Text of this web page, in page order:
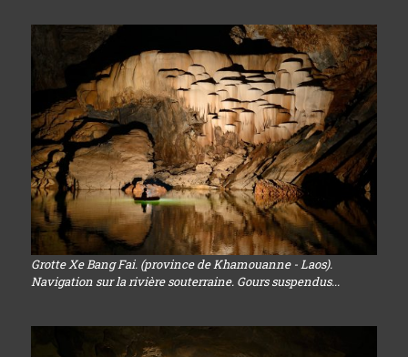
Grotte Xe Bang Fai. (province de Khamouanne - Laos).
Navigation sur la rivière souterraine. Gours suspendus...